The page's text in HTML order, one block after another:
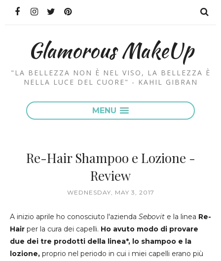
Glamorous MakeUp
"LA BELLEZZA NON È NEL VISO, LA BELLEZZA È
NELLA LUCE DEL CUORE" - KAHIL GIBRAN
MENU
Re-Hair Shampoo e Lozione -
Review
WEDNESDAY, MAY 3, 2017
A inizio aprile ho conosciuto l'azienda Sebovit e la linea Re-
Hair per la cura dei capelli. Ho avuto modo di provare
due dei tre prodotti della linea*, lo shampoo e la
lozione, proprio nel periodo in cui i miei capelli erano più